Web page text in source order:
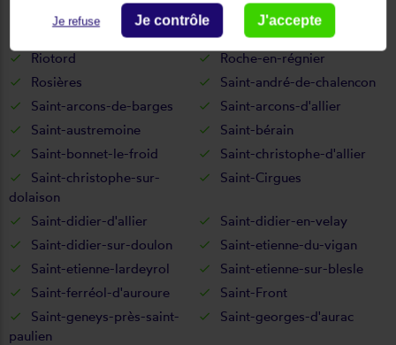
Raucoules
Retournac
Riotord
Roche-en-régnier
Rosières
Saint-andré-de-chalencon
Saint-arcons-de-barges
Saint-arcons-d'allier
Saint-austremoine
Saint-bérain
Saint-bonnet-le-froid
Saint-christophe-d'allier
Saint-christophe-sur-
dolaison
Saint-Cirgues
Saint-didier-d'allier
Saint-didier-en-velay
Saint-didier-sur-doulon
Saint-etienne-du-vigan
Saint-etienne-lardeyrol
Saint-etienne-sur-blesle
Saint-ferréol-d'auroure
Saint-Front
Saint-geneys-près-saint-
paulien
Saint-georges-d'aurac
Je refuse Je contrôle J'accepte